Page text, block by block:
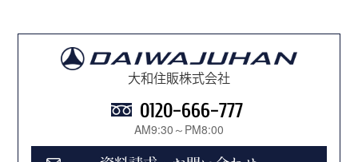
大和住販株式会社
0120-666-777
AM9:30～PM8:00